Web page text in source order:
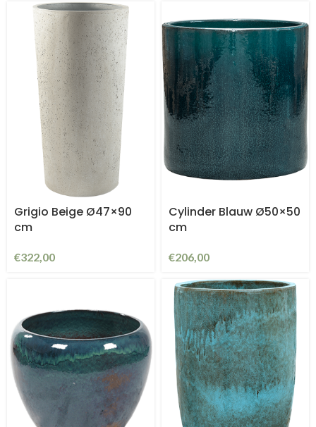
Grigio Beige Ø47×90
cm
€322,00
Cylinder Blauw Ø50×50
cm
€206,00